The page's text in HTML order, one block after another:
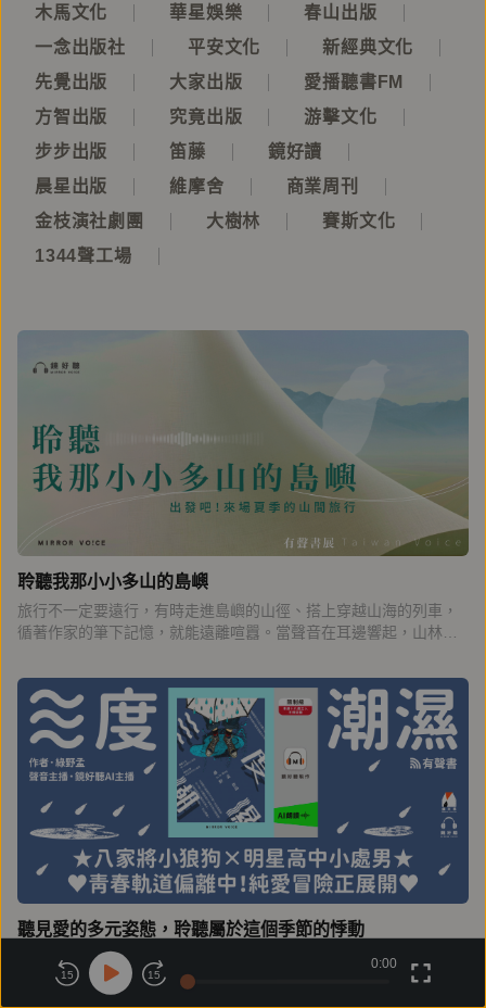
木馬文化
華星娛樂
春山出版
一念出版社
平安文化
新經典文化
先覺出版
大家出版
愛播聽書FM
方智出版
究竟出版
游擊文化
步步出版
笛藤
鏡好讀
晨星出版
維摩舍
商業周刊
金枝演社劇團
大樹林
賽斯文化
1344聲工場
聆聽我那小小多山的島嶼
旅行不一定要遠行，有時走進島嶼的山徑、搭上穿越山海的列車，
循著作家的筆下記憶，就能遠離喧囂。當聲音在耳邊響起，山林不
吧！用聲音漫遊山林，聽見自然最純粹的呼吸，也感受這座島嶼的
人情。
聽見愛的多元姿態，聆聽屬於這個季節的悸動
這個夏天，走進來吹吹風，聽見屬於你的夏日篇章❤
15 15
0:00